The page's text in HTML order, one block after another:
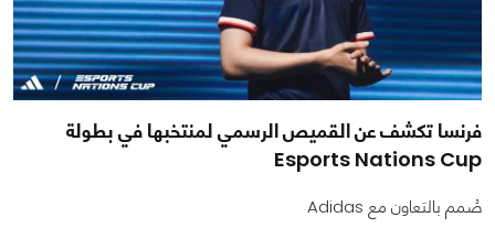
فرنسا تكشف عن القميص الرسمي لمنتخبها في بطولة
Esports Nations Cup
صُمم بالتعاون مع Adidas